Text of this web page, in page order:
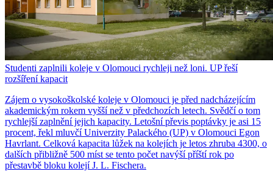
Studenti zaplnili koleje v Olomouci rychleji než loni. UP řeší
rozšíření kapacit
Zájem o vysokoškolské koleje v Olomouci je před nadcházejícím
akademickým rokem vyšší než v předchozích letech. Svědčí o tom
rychlejší zaplnění jejich kapacity. Letošní převis poptávky je asi 15
procent, řekl mluvčí Univerzity Palackého (UP) v Olomouci Egon
Havrlant. Celková kapacita lůžek na kolejích je letos zhruba 4300, o
dalších přibližně 500 míst se tento počet navýší příští rok po
přestavbě bloku kolejí J. L. Fischera.